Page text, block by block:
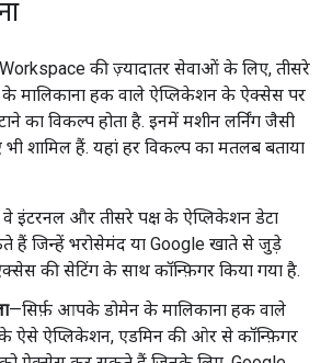
की ज़्यादातर सेवाओं के लिए, तीसरे
मालिकाना हक वाले ऐप्लिकेशन के ऐक्सेस पर
का विकल्प होता है. इनमें मशीन लर्निंग जैसी
शामिल हैं. यहां हर विकल्प का मतलब बताया
वे इंटरनल और तीसरे पक्ष के ऐप्लिकेशन डेटा
जिन्हें भरोसेमंद या Google खाते से जुड़े
की सेटिंग के साथ कॉन्फ़िगर किया गया है.
—सिर्फ़ आपके डोमेन के मालिकाना हक वाले
ऐसे ऐप्लिकेशन, एडमिन की ओर से कॉन्फ़िगर